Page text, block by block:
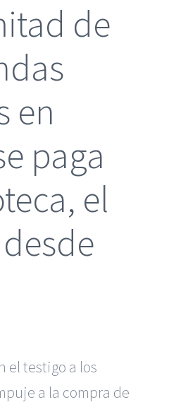
de
en
paga
el
el testigo a los
a la compra de